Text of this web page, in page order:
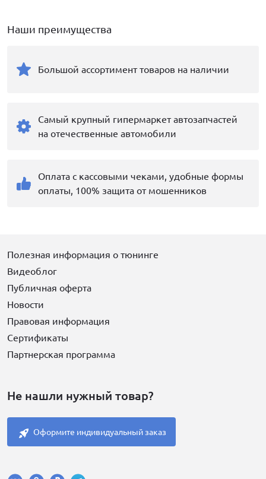
Наши преимущества
Большой ассортимент товаров на наличии
Самый крупный гипермаркет автозапчастей
на отечественные автомобили
Оплата с кассовыми чеками, удобные формы
оплаты, 100% защита от мошенников
Полезная информация о тюнинге
Видеоблог
Публичная оферта
Новости
Правовая информация
Сертификаты
Партнерская программа
Не нашли нужный товар?
Оформите индивидуальный заказ